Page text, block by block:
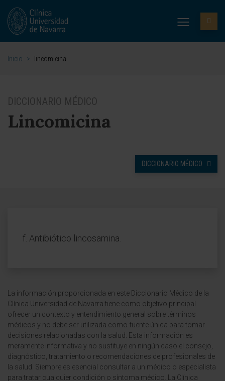
Inicio > lincomicina
DICCIONARIO MÉDICO
Lincomicina
DICCIONARIO MÉDICO
f. Antibiótico lincosamina.
La información proporcionada en este Diccionario Médico de la
Clínica Universidad de Navarra tiene como objetivo principal
ofrecer un contexto y entendimiento general sobre términos
médicos y no debe ser utilizada como fuente única para tomar
decisiones relacionadas con la salud. Esta información es
meramente informativa y no sustituye en ningún caso el consejo,
diagnóstico, tratamiento o recomendaciones de profesionales de
la salud. Siempre es esencial consultar a un médico o especialista
para tratar cualquier condición o síntoma médico. La Clínica